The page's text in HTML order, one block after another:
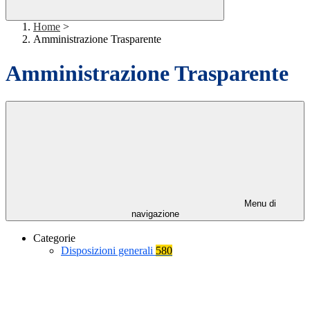
Home >
Amministrazione Trasparente
Amministrazione Trasparente
Menu di
navigazione
Categorie
Disposizioni generali 580